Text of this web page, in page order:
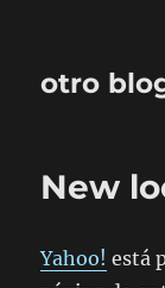
otro
New
Yahoo! está